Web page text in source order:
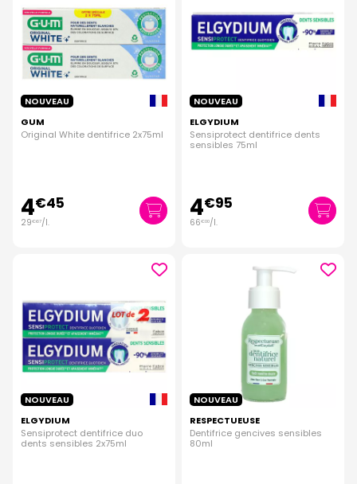
NOUVEAU
GUM
Original White dentifrice 2x75ml
4€45
29€67/l.
NOUVEAU
ELGYDIUM
Sensiprotect dentifrice dents
sensibles 75ml
4€95
66€00/l.
NOUVEAU
ELGYDIUM
Sensiprotect dentifrice duo
dents sensibles 2x75ml
NOUVEAU
RESPECTUEUSE
Dentifrice gencives sensibles
80ml